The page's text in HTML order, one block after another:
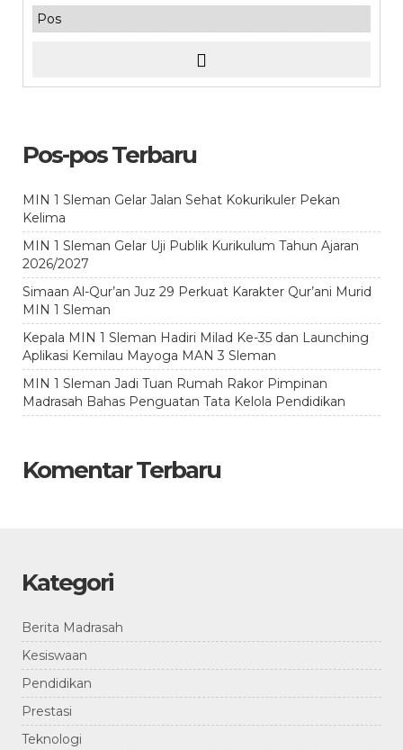
Pos-pos Terbaru
MIN 1 Sleman Gelar Jalan Sehat Kokurikuler Pekan
Kelima
MIN 1 Sleman Gelar Uji Publik Kurikulum Tahun Ajaran
2026/2027
Simaan Al-Qur’an Juz 29 Perkuat Karakter Qur’ani Murid
MIN 1 Sleman
Kepala MIN 1 Sleman Hadiri Milad Ke-35 dan Launching
Aplikasi Kemilau Mayoga MAN 3 Sleman
MIN 1 Sleman Jadi Tuan Rumah Rakor Pimpinan
Madrasah Bahas Penguatan Tata Kelola Pendidikan
Komentar Terbaru
Kategori
Berita Madrasah
Kesiswaan
Pendidikan
Prestasi
Teknologi